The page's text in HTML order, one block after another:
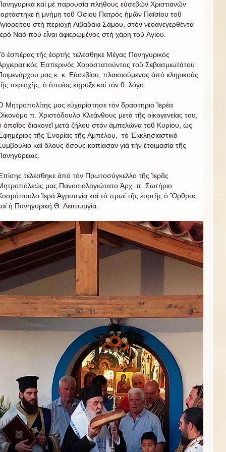
καί μέ παρουσία πλήθους εὐσεβῶν Χριστιανῶν
ἡ μνήμη τοῦ Ὁσίου Πατρός ἡμῶν Παϊσίου τοῦ
στή περιοχή Λιβαδάκι Σάμου, στόν νεοανεγερθέντα
Ναό πού εἶναι ἀφιερωμένος στή χάρη τοῦ Ἁγίου.
ἑσπέρας τῆς ἑορτής τελέσθηκε Μέγας Πανηγυρικός
Ἑσπερινός Χοροστατούντος τοῦ Σεβασμιωτάτου
μας κ. κ. Εύσεβίου, πλαισιούμενος ἀπό κληρικούς
περιοχῆς, ὁ ὁποίος κήρυξε καί τόν θ. λόγο.
Μητροπολίτης μας εὐχαρίστησε τόν δραστήριο Ἱερέα
π. Χριστόδουλο Κλεάνθους μετά τῆς οἰκογενείας του,
ὁποῖος διακονεῖ μετά ζήλου στόν ἀμπελώνα τοῦ Κυρίου, ὡς
τῆς Ἐνορίας τῆς Ἀμπέλου, τό Ἐκκλησιαστικό
καί ὃλους ὃσους κοπίασαν γιά τήν ἑτοιμασία τῆς
τελέσθηκε ἀπό τόν Πρωτοσύγκελλο τῆς Ἱερᾶς
μας Πανοσιολογιώτατο Ἀρχ. π. Σωτήριο
Ἱερά Ἀγρυπνία καί τό πρωί τῆς ἑορτῆς ὁ Ὂρθρος
ἡ Πανηγυρική Θ. Λειτουργία.